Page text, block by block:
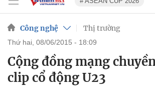
Công nghệ Thị trường
thứ hai, 08/06/2015 - 18:09
Cộng đồng mạng
clip cổ động U23